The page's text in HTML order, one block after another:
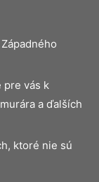
pre vás k
a ďalších
ktoré nie sú